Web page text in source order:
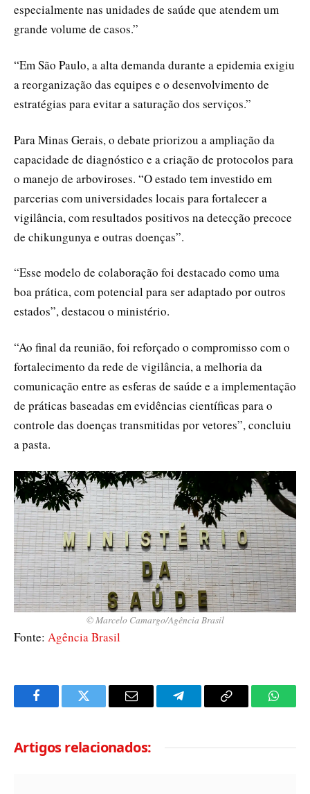
especialmente nas unidades de saúde que atendem um
grande volume de casos.”
“Em São Paulo, a alta demanda durante a epidemia exigiu
a reorganização das equipes e o desenvolvimento de
estratégias para evitar a saturação dos serviços.”
Para Minas Gerais, o debate priorizou a ampliação da
capacidade de diagnóstico e a criação de protocolos para
o manejo de arboviroses. “O estado tem investido em
parcerias com universidades locais para fortalecer a
vigilância, com resultados positivos na detecção precoce
de chikungunya e outras doenças”.
“Esse modelo de colaboração foi destacado como uma
boa prática, com potencial para ser adaptado por outros
estados”, destacou o ministério.
“Ao final da reunião, foi reforçado o compromisso com o
fortalecimento da rede de vigilância, a melhoria da
comunicação entre as esferas de saúde e a implementação
de práticas baseadas em evidências científicas para o
controle das doenças transmitidas por vetores”, concluiu
a pasta.
© Marcelo Camargo/Agência Brasil
Fonte: Agência Brasil
FacebookTwitter Email TelegramCopy
Artigos relacionados: